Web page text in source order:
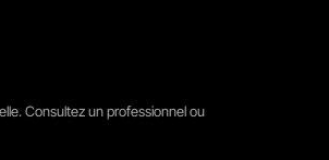
Consultez un professionnel ou